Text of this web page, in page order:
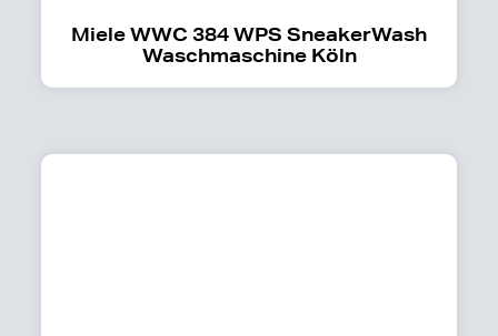
Miele WWC 384 WPS SneakerWash
Waschmaschine Köln